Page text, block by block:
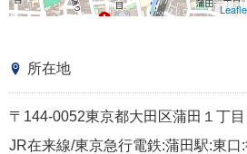
所在地
〒144-0052東京都大田区蒲田１丁目
JR在来線/東京急行電鉄:蒲田駅:東口